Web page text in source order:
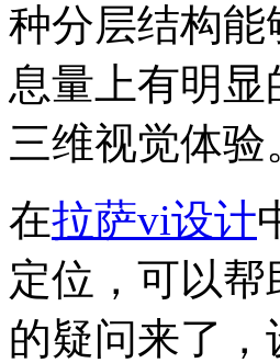
种分层结构能
息量上有明
三维视觉体验
在拉萨vi设计
定位，可以
的疑问来了